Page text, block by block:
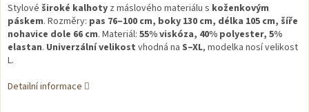
Stylové široké kalhoty z máslového materiálu s koženkovým
páskem. Rozměry: pas 76–100 cm, boky 130 cm, délka 105 cm, šíře
nohavice dole 66 cm. Materiál: 55% viskóza, 40% polyester, 5%
elastan. Univerzální velikost vhodná na S–XL, modelka nosí velikost
L.
Detailní informace